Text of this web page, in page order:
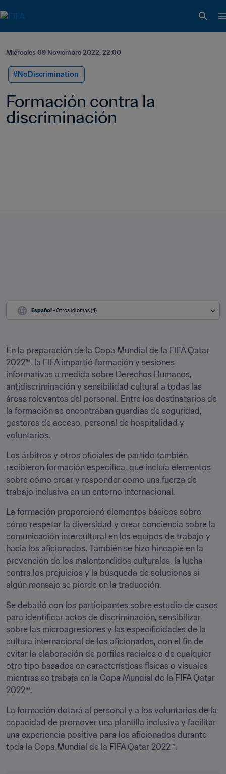
Miércoles 09 Noviembre 2022, 22:00
#NoDiscrimination
Formación contra la
discriminación
Español - Otros idiomas (4)
En la preparación de la Copa Mundial de la FIFA Qatar
2022™, la FIFA impartió formación y sesiones
informativas a medida sobre Derechos Humanos,
antidiscriminación y sensibilidad cultural a todas las
áreas relevantes del personal. Entre los destinatarios de
la formación se encontraban guardias de seguridad,
gestores de acceso, personal de hospitalidad y
voluntarios.
Los árbitros y otros oficiales de partido también
recibieron formación específica, que incluía elementos
sobre cómo crear y responder como una fuerza de
trabajo inclusiva en un entorno internacional.
La formación proporcionó elementos básicos sobre
cómo respetar la diversidad y crear conciencia sobre la
comunicación intercultural en los equipos de trabajo y
hacia los aficionados. También se hizo hincapié en la
prevención de los malentendidos culturales, la lucha
contra los prejuicios y la búsqueda de soluciones si
algún mensaje se pierde en la traducción.
Se debatió con los participantes sobre estudio de casos
para identificar actos de discriminación, sensibilizar
sobre las microagresiones y las especificidades de la
cultura internacional de los aficionados, con el fin de
evitar la elaboración de perfiles raciales o de cualquier
otro tipo basados en características físicas o visuales
mientras se trabaja en la Copa Mundial de la FIFA Qatar
2022™.
La formación dotará al personal y a los voluntarios de la
capacidad de promover una plantilla inclusiva y facilitar
una experiencia positiva para los aficionados durante
toda la Copa Mundial de la FIFA Qatar 2022™.